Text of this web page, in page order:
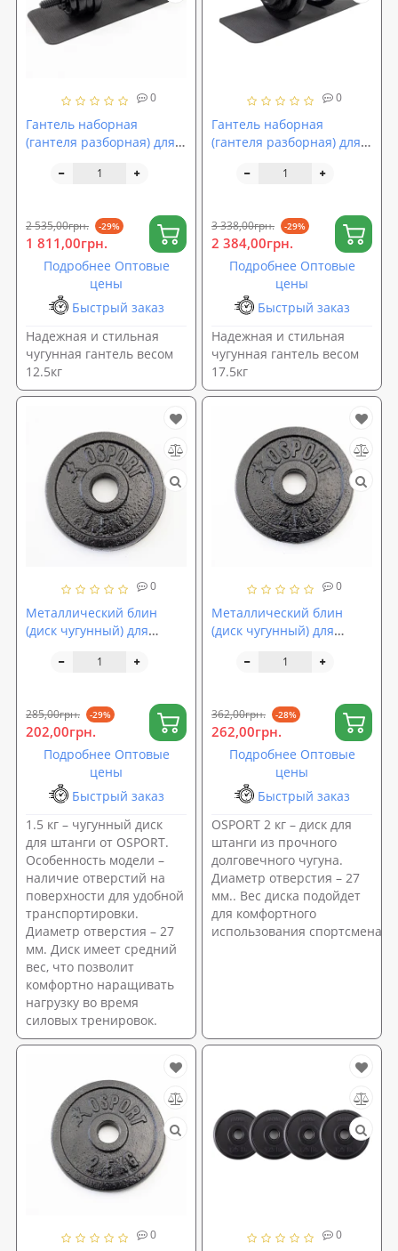
0
Гантель наборная
(гантеля разборная) для
чугунная OSPORT 1шт
2 535,00грн. -29%
1 811,00грн.
Подробнее Оптовые
цены
Быстрый заказ
Надежная и стильная
чугунная гантель весом
12.5кг
0
Гантель наборная
(гантеля разборная) для
чугунная OSPORT 1шт
3 338,00грн. -29%
2 384,00грн.
Подробнее Оптовые
цены
Быстрый заказ
Надежная и стильная
чугунная гантель весом
17.5кг
0
Металлический блин
(диск чугунный) для
гриф 25мм OSPORT 1.5 кг
285,00грн. -29%
202,00грн.
Подробнее Оптовые
цены
Быстрый заказ
1.5 кг – чугунный диск
для штанги от OSPORT.
Особенность модели –
наличие отверстий на
поверхности для удобной
транспортировки.
Диаметр отверстия – 27
мм. Диск имеет средний
вес, что позволит
комфортно наращивать
нагрузку во время
силовых тренировок.
0
Металлический блин
(диск чугунный) для
гриф 25мм OSPORT 2 кг
362,00грн. -28%
262,00грн.
Подробнее Оптовые
цены
Быстрый заказ
OSPORT 2 кг – диск для
штанги из прочного
долговечного чугуна.
Диаметр отверстия – 27
мм.. Вес диска подойдет
для комфортного
использования
0 0